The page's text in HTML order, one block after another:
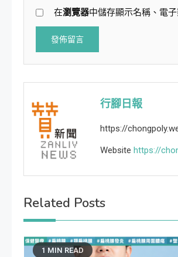
在瀏覽器中儲存顯示名稱、電
行腳日報
https://
Website https://
Related Posts
1 MIN READ